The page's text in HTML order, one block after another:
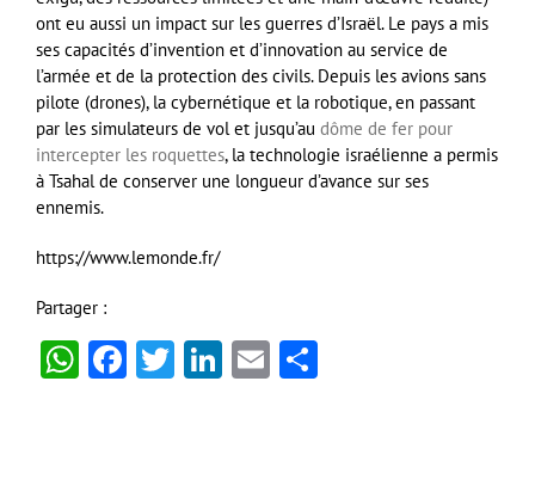
ont eu aussi un impact sur les guerres d’Israël. Le pays a mis
ses capacités d’invention et d’innovation au service de
l’armée et de la protection des civils. Depuis les avions sans
pilote (drones), la cybernétique et la robotique, en passant
par les simulateurs de vol et jusqu’au dôme de fer pour
intercepter les roquettes, la technologie israélienne a permis
à Tsahal de conserver une longueur d’avance sur ses
ennemis.
https://www.lemonde.fr/
Partager :
WhatsApp
Facebook
Twitter
LinkedIn
Email